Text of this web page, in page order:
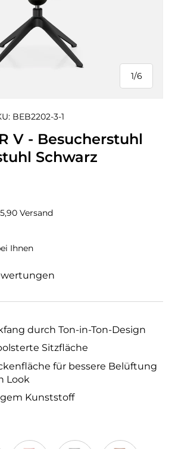
1/
von
6
BEB2202-3-1
V - Besucherstuhl
Schwarz
Versand
Ihnen
durch Ton-in-Ton-Design
Sitzfläche
für bessere Belüftung
Look
Kunststoff